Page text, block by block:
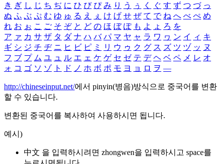
き ぎ し じ ち ぢ に ひ び ぴ み り う ぅ く ぐ す ず つ づ っ
ぬ ふ ぶ ぷ む ゆ ゅ る え ぇ け げ せ ぜ て で ね へ べ ぺ め
れ お ぉ こ ご そ ぞ と ど の ほ ぼ ぽ も よ ょ ろ を
ア ァ カ サ ザ タ ダ ナ ハ バ パ マ ヤ ャ ラ ワ ヮ ン イ ィ キ
ギ シ ジ チ ヂ ニ ヒ ビ ピ ミ リ ウ ゥ ク グ ス ズ ツ ヅ ッ ヌ
フ ブ プ ム ユ ュ ル エ ェ ケ ゲ セ ゼ テ デ ヘ ベ ペ メ レ オ
ォ コ ゴ ソ ゾ ト ド ノ ホ ボ ポ モ ヨ ョ ロ ヲ ―
http://chineseinput.net/에서 pinyin(병음)방식으로 중국어를 변환
할 수 있습니다.
변환된 중국어를 복사하여 사용하시면 됩니다.
예시)
中文 을 입력하시려면 zhongwen을 입력하시고 space를